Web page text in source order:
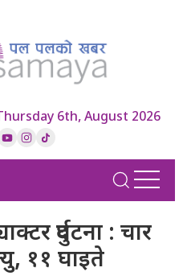
Thursday 6th, August 2026
दुर्घटना : चार
११ घाइते